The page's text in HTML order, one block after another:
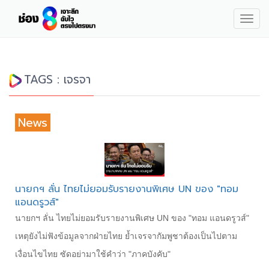
TAGS : เจรจา
News
นายกฯ ลั่น ไทยไม่ยอมรับรายงานพิเศษ UN ของ "ทอม
แอนดรูวส์"
นายกฯ ลั่น ไทยไม่ยอมรับรายงานพิเศษ UN ของ "ทอม แอนดรูวส์"
เหตุยังไม่ฟังข้อมูลจากฝ่ายไทย ย้ำเจรจากัมพูชาต้องเป็นไปตาม
เงื่อนไขไทย ซัดอย่ามาใช้คำว่า "ภาคบังคับ"